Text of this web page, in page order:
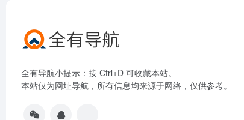
全有导航小提示：按 Ctrl+D 可收藏本站。
本站仅为网址导航，所有信息均来源于网络，仅供参考。